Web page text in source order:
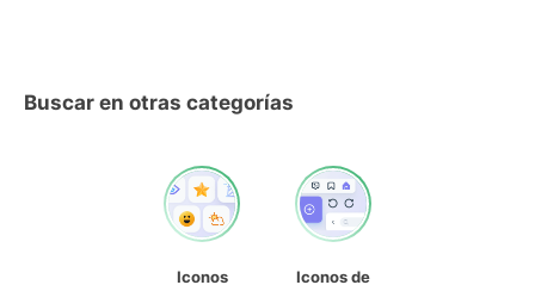
Buscar en otras categorías
Iconos
Iconos de